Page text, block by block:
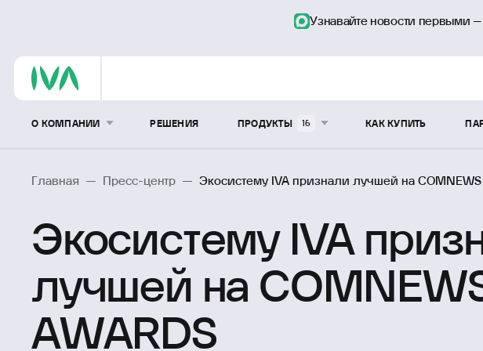
Узнавайте новости первыми –
О КОМПАНИИ РЕШЕНИЯ ПРОДУКТЫ 16 КАК КУПИТЬ
Главная — Пресс-центр — Экосистему IVA признали лучшей на COMNEWS
Экосистему IVA
лучшей на
AWARDS